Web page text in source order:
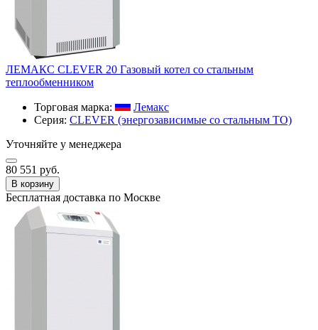
ЛЕМАКС CLEVER 20 Газовый котел со стальным
теплообменником
Торговая марка:
Лемакс
Серия: CLEVER (энергозависимые со стальным ТО)
Уточняйте у менеджера
80 551 руб.
В корзину
Бесплатная доставка по Москве